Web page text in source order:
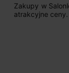
Zakupy w
atrakcyjne